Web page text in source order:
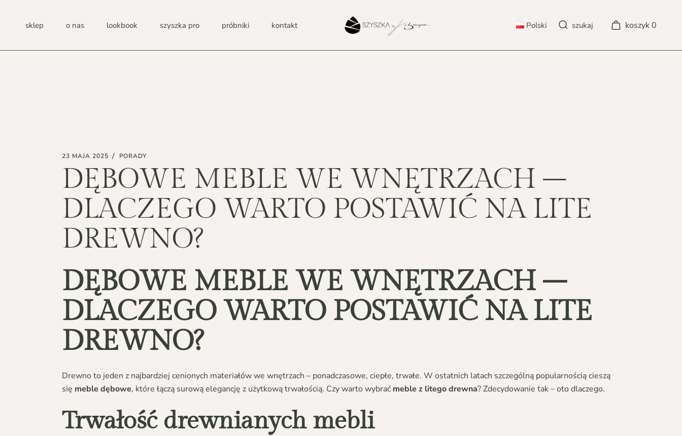
zawartościsklep o nas
FAQ
B2B
lookbook szyszka pro próbniki kontakt Polski szukaj koszyk0
23 MAJA 2025 PORADY
DĘBOWE MEBLE WE WNĘTRZACH –
DLACZEGO WARTO POSTAWIĆ NA LITE
DREWNO?
DĘBOWE MEBLE WE WNĘTRZACH –
DLACZEGO WARTO POSTAWIĆ NA LITE
DREWNO?
Drewno to jeden z najbardziej cenionych materiałów we wnętrzach – ponadczasowe, ciepłe, trwałe. W ostatnich latach szczególną popularnością cieszą
się meble dębowe, które łączą surową elegancję z użytkową trwałością. Czy warto wybrać meble z litego drewna? Zdecydowanie tak – oto dlaczego.
Trwałość drewnianych mebli